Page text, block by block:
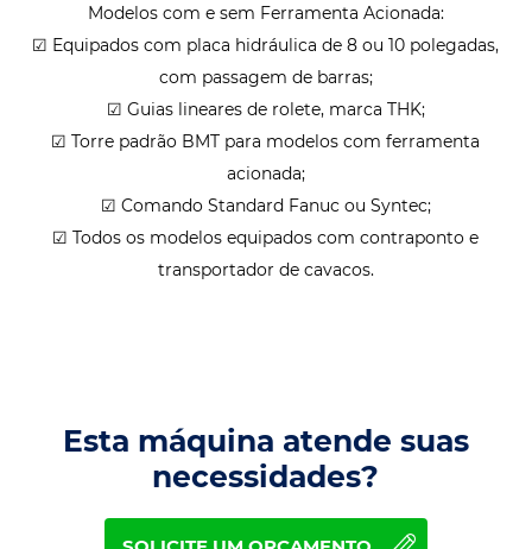
Modelos com e sem Ferramenta Acionada:
☑ Equipados com placa hidráulica de 8 ou 10 polegadas,
com passagem de barras;
☑ Guias lineares de rolete, marca THK;
☑ Torre padrão BMT para modelos com ferramenta
acionada;
☑ Comando Standard Fanuc ou Syntec;
☑ Todos os modelos equipados com contraponto e
transportador de cavacos.
Esta máquina atende suas
necessidades?